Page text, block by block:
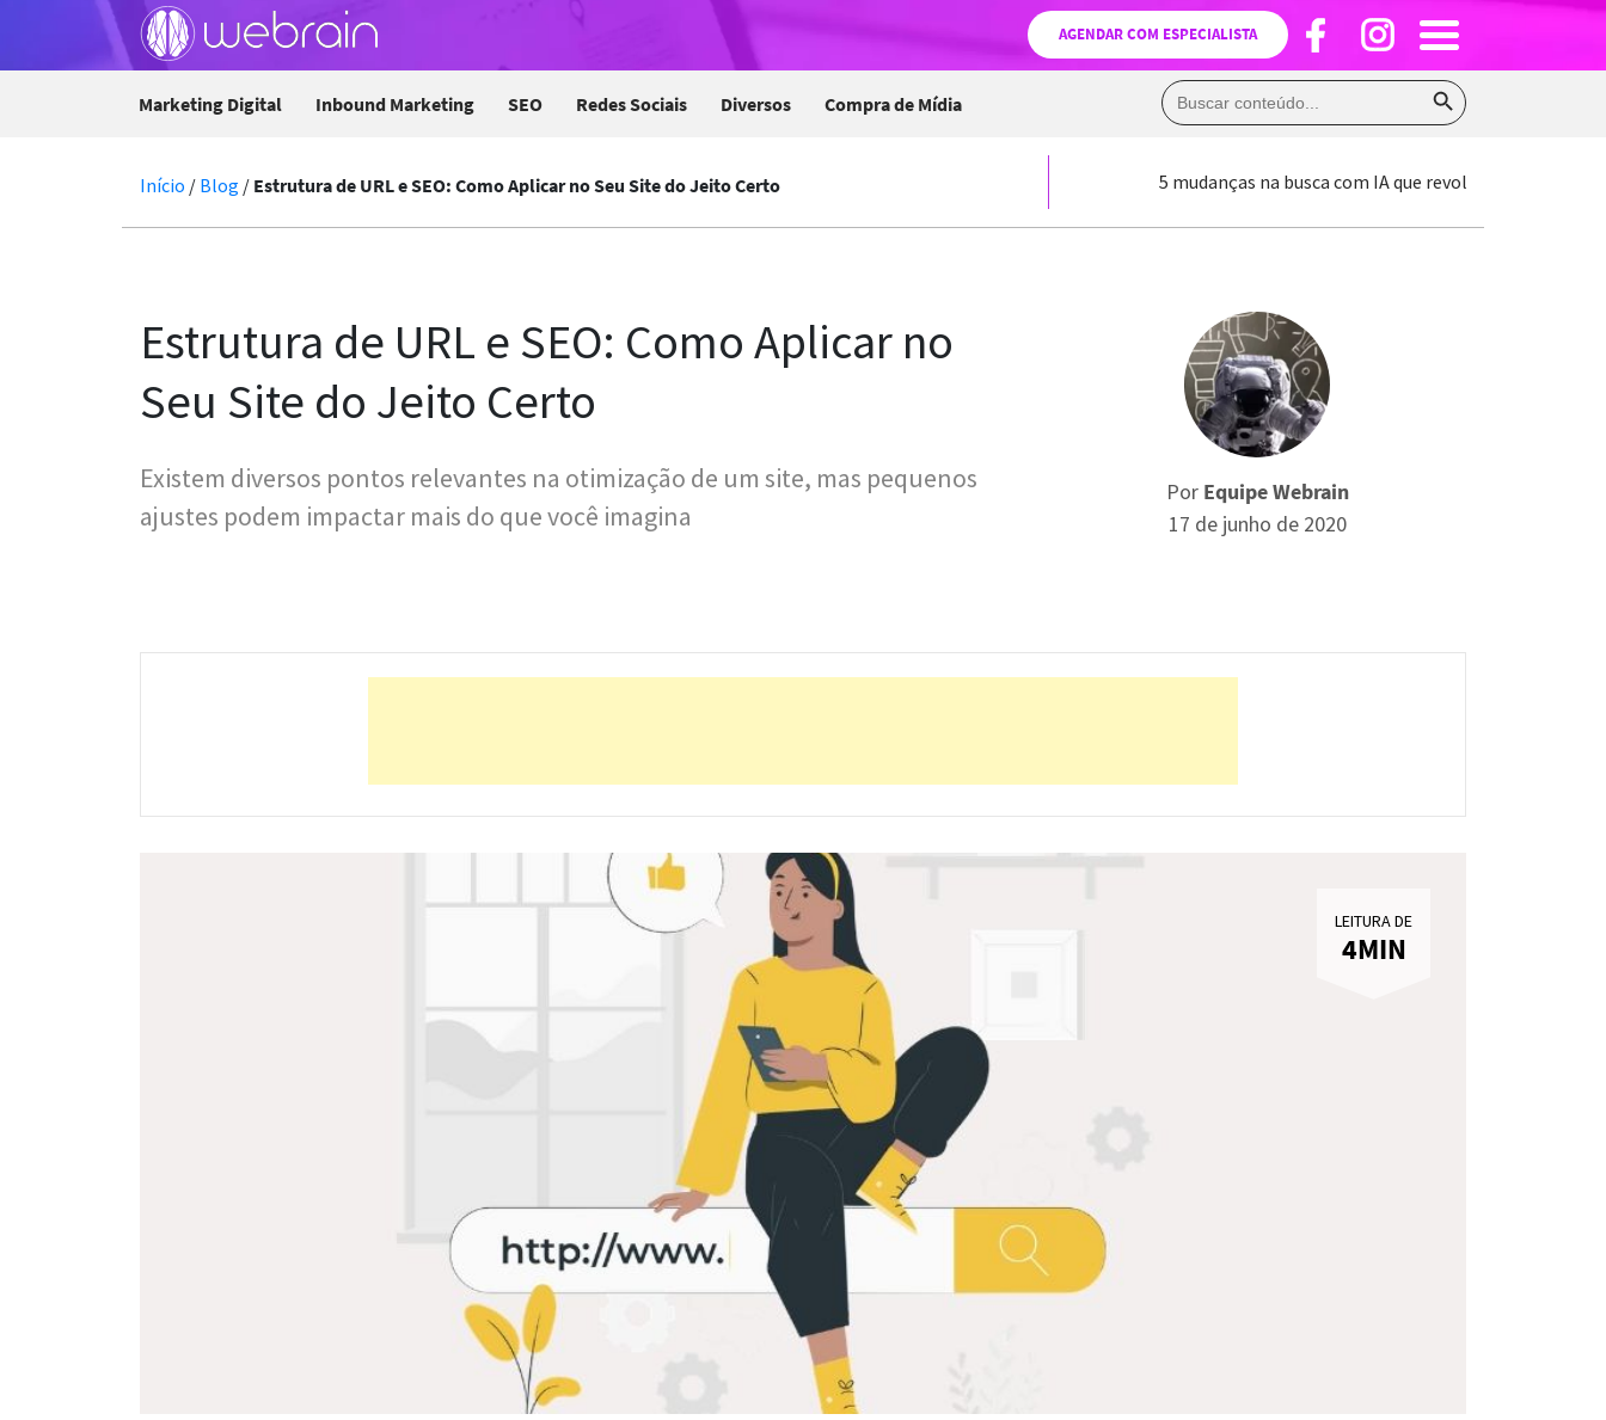
AGENDAR COM ESPECIALISTA
Marketing Digital Inbound Marketing SEO Redes Sociais Diversos Compra de Mídia
Search
for:
Search Button
Início / Blog / Estrutura de URL e SEO: Como Aplicar no Seu Site do Jeito Certo 5 mudanças na busca com IA que revolucionaram o
Estrutura de URL e SEO: Como Aplicar no
Seu Site do Jeito Certo
Existem diversos pontos relevantes na otimização de um site, mas pequenos
ajustes podem impactar mais do que você imagina
Por Equipe Webrain
17 de junho de 2020
LEITURA DE
4MIN